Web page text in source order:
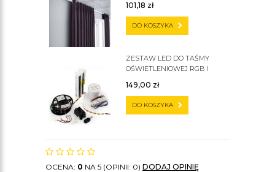
101,18 zł
DO KOSZYKA
ZESTAW LED DO TAŚMY
OŚWIETLENIOWEJ RGB I
149,00 zł
DO KOSZYKA
OCENA: 0 NA 5 (OPINII: 0) DODAJ OPINIĘ